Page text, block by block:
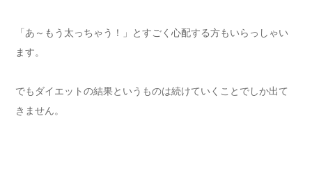
「あ～もう太っちゃう！」とすごく心配する方もいらっしゃい
ます。
でもダイエットの結果というものは続けていくことでしか出て
きません。